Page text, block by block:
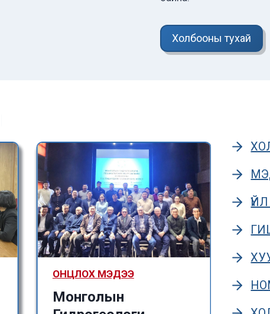
Холбооны тухай
ОНЦЛОХ МЭДЭЭ
Монголын